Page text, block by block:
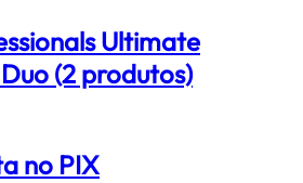
Ultimate
(2 produtos)
no PIX